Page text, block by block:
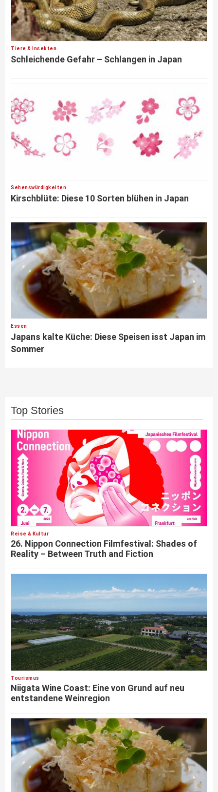
Tiere & Insekten
Schleichende Gefahr – Schlangen in Japan
Sehenswürdigkeiten
Kirschblüte: Diese 10 Sorten blühen in Japan
Essen
Japans kalte Küche: Diese Speisen isst Japan im
Sommer
Top Stories
Reise & Kultur
26. Nippon Connection Filmfestival: Shades of
Reality – Between Truth and Fiction
Tourismus
Niigata Wine Coast: Eine von Grund auf neu
entstandene Weinregion